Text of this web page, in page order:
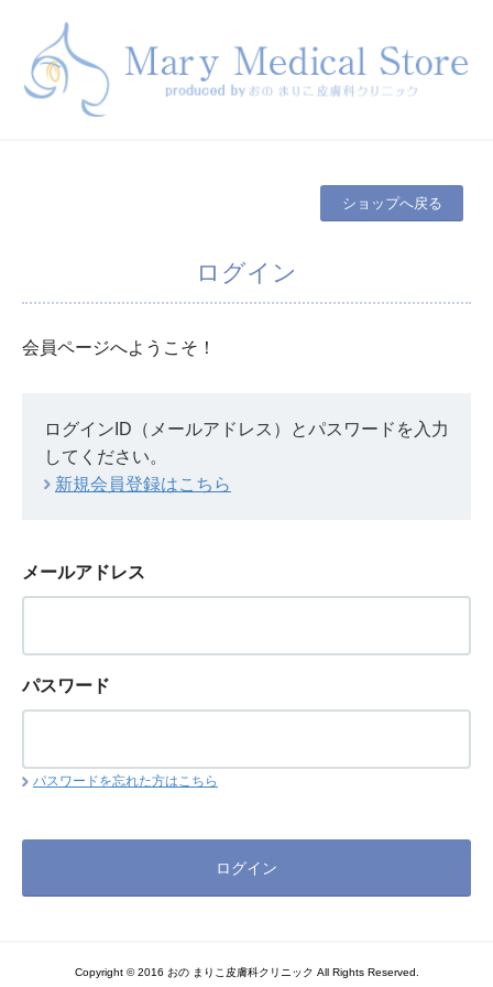
ショップへ戻る
ログイン
会員ページへようこそ！
ログインID（メールアドレス）とパスワードを入力
してください。
新規会員登録はこちら
メールアドレス
パスワード
パスワードを忘れた方はこちら
Copyright © 2016 おの まりこ皮膚科クリニック All Rights Reserved.